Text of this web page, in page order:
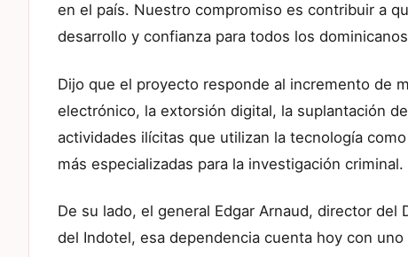
en el país. Nuestro compromiso es contribuir a
desarrollo y confianza para todos los
Dijo que el proyecto responde al incremento de
electrónico, la extorsión digital, la suplantación
actividades ilícitas que utilizan la tecnología
más especializadas para la investigación criminal.
De su lado, el general Edgar Arnaud, director del
del Indotel, esa dependencia cuenta hoy con